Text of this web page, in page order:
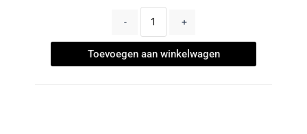
- +
Toevoegen aan winkelwagen